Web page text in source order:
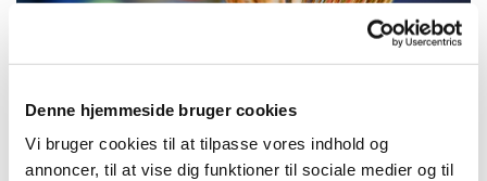
Denne hjemmeside bruger cookies
Vi bruger cookies til at tilpasse vores indhold og
annoncer, til at vise dig funktioner til sociale medier og til